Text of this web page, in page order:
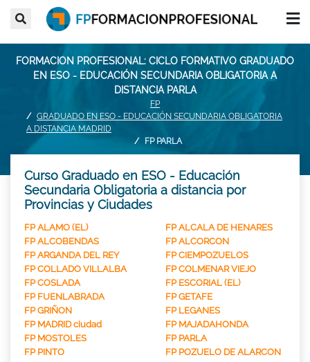
FORMACION PROFESIONAL: CICLO FORMATIVO GRADUADO
EN ESO - EDUCACIÓN SECUNDARIA OBLIGATORIA A
DISTANCIA PARLA
FP
GRADUADO EN ESO - EDUCACIÓN SECUNDARIA OBLIGATORIA
A DISTANCIA MADRID
FP PARLA
Curso Graduado en ESO - Educación
Secundaria Obligatoria a distancia por
Provincias y Ciudades
FP ALAMO (EL)
FP ALCALA DE HENARES
FP ALCOBENDAS
FP ALCORCON
FP ARGANDA DEL REY
FP CIEMPOZUELOS
FP COLLADO VILLALBA
FP COLMENAR VIEJO
FP COSLADA
FP ESCORIAL (EL)
FP FUENLABRADA
FP GETAFE
FP GRIÑON
FP LEGANES
FP MADRID ciudad
FP MAJADAHONDA
FP MOSTOLES
FP PARLA
FP PINTO
FP POZUELO DE ALARCON